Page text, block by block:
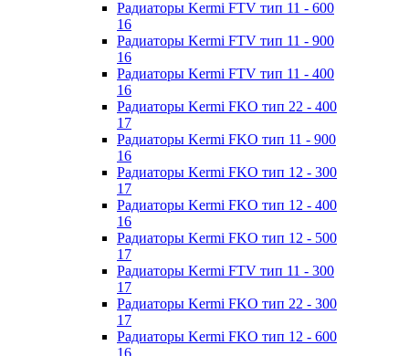
Радиаторы Kermi FTV тип 11 - 600
16
Радиаторы Kermi FTV тип 11 - 900
16
Радиаторы Kermi FTV тип 11 - 400
16
Радиаторы Kermi FKO тип 22 - 400
17
Радиаторы Kermi FKO тип 11 - 900
16
Радиаторы Kermi FKO тип 12 - 300
17
Радиаторы Kermi FKO тип 12 - 400
16
Радиаторы Kermi FKO тип 12 - 500
17
Радиаторы Kermi FTV тип 11 - 300
17
Радиаторы Kermi FKO тип 22 - 300
17
Радиаторы Kermi FKO тип 12 - 600
16